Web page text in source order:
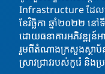
Infrastructure ដែលប្
ខែវិច្ឆិកា ឆ្នាំ២០២២ ន
ដោយធនាគារអភិវឌ្ឍន៍
រួមពីតំណាងក្រសួងស្ថាប័
ស្រាវជ្រាវរបស់កូរ៉េ និង